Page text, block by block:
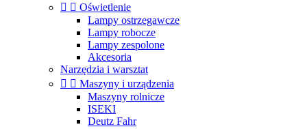
  Oświetlenie
Lampy ostrzegawcze
Lampy robocze
Lampy zespolone
Akcesoria
Narzędzia i warsztat
  Maszyny i urządzenia
Maszyny rolnicze
ISEKI
Deutz Fahr